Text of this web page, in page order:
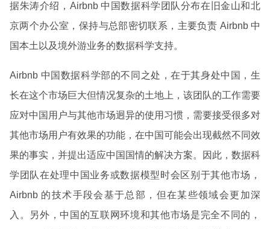
据朱涛介绍，Airbnb 中国数据科学团队分布在旧金山和北
京两个办公室，保持与总部密切联系，主要负责 Airbnb 中
国本土以及境外游业务的数据科学支持。
Airbnb 中国数据科学部的不同之处，在于其身处中国，生
长在这个市场巨大但情况复杂的土地上，该团队的工作需要
应对中国用户与其他市场迥异的使用习惯，需要接受很多对
其他市场用户有效果的功能，在中国可能会出现截然不同效
果的事实，并提出适应中国国情的解决方案。因此，数据科
学团队在处理中国业务或数据模型时会区别于其他市场，
Airbnb 的技术手段会基于总部，但在某些领域会更加深
入。另外，中国的互联网环境和其他市场是完全不同的，